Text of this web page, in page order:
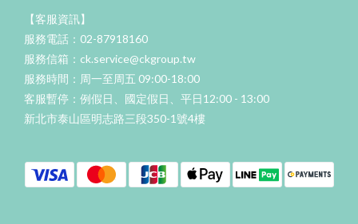
【客服資訊】
服務電話：02-87918160
服務信箱：ck.service@ckgroup.tw
服務時間：周一至周五 09:00-18:00
客服暫停：例假日、國定假日、平日12:00 - 13:00
新北市泰山區明志路三段350-1號4樓